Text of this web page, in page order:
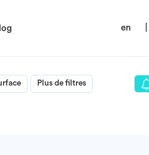
en
Plus de filtres